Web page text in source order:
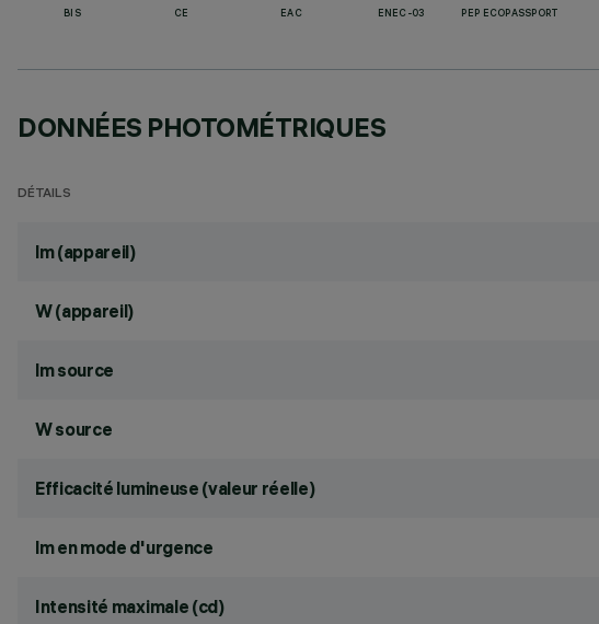
BIS CE EAC ENEC-03 PEP ECOPASSPORT
DONNÉES PHOTOMÉTRIQUES
DÉTAILS
lm (appareil)
W (appareil)
lm source
W source
Efficacité lumineuse (valeur réelle)
lm en mode d'urgence
Intensité maximale (cd)